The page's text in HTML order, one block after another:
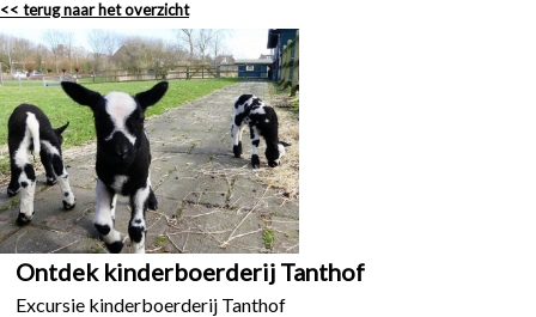
<< terug naar het overzicht
Ontdek kinderboerderij Tanthof
Excursie kinderboerderij Tanthof